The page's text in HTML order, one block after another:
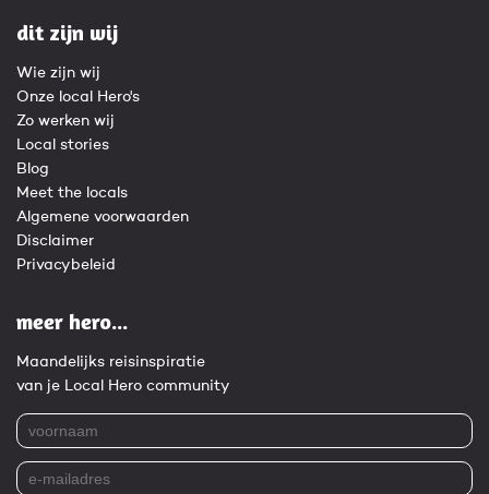
dit zijn wij
Wie zijn wij
Onze local Hero's
Zo werken wij
Local stories
Blog
Meet the locals
Algemene voorwaarden
Disclaimer
Privacybeleid
meer hero...
Maandelijks reisinspiratie
van je Local Hero community